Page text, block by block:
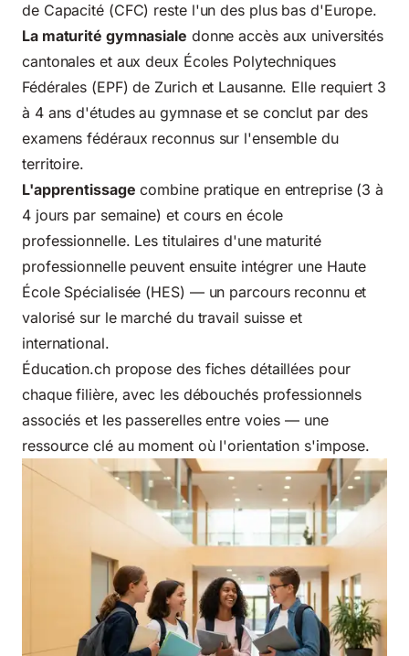
de Capacité (CFC) reste l'un des plus bas d'Europe.
La maturité gymnasiale donne accès aux universités
cantonales et aux deux Écoles Polytechniques
Fédérales (EPF) de Zurich et Lausanne. Elle requiert 3
à 4 ans d'études au gymnase et se conclut par des
examens fédéraux reconnus sur l'ensemble du
territoire.
L'apprentissage combine pratique en entreprise (3 à
4 jours par semaine) et cours en école
professionnelle. Les titulaires d'une maturité
professionnelle peuvent ensuite intégrer une Haute
École Spécialisée (HES) — un parcours reconnu et
valorisé sur le marché du travail suisse et
international.
Éducation.ch propose des fiches détaillées pour
chaque filière, avec les débouchés professionnels
associés et les passerelles entre voies — une
ressource clé au moment où l'orientation s'impose.